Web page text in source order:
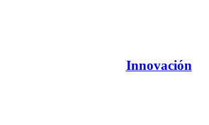
Innovación